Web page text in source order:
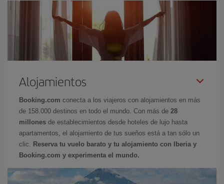
Alojamientos
Booking.com conecta a los viajeros con alojamientos en más
de 158.000 destinos en todo el mundo. Con más de 28
millones de establecimientos desde hoteles de lujo hasta
apartamentos, el alojamiento de tus sueños está a tan sólo un
clic.
Reserva tu vuelo barato y tu alojamiento con Iberia y
Booking.com y experimenta el mundo.